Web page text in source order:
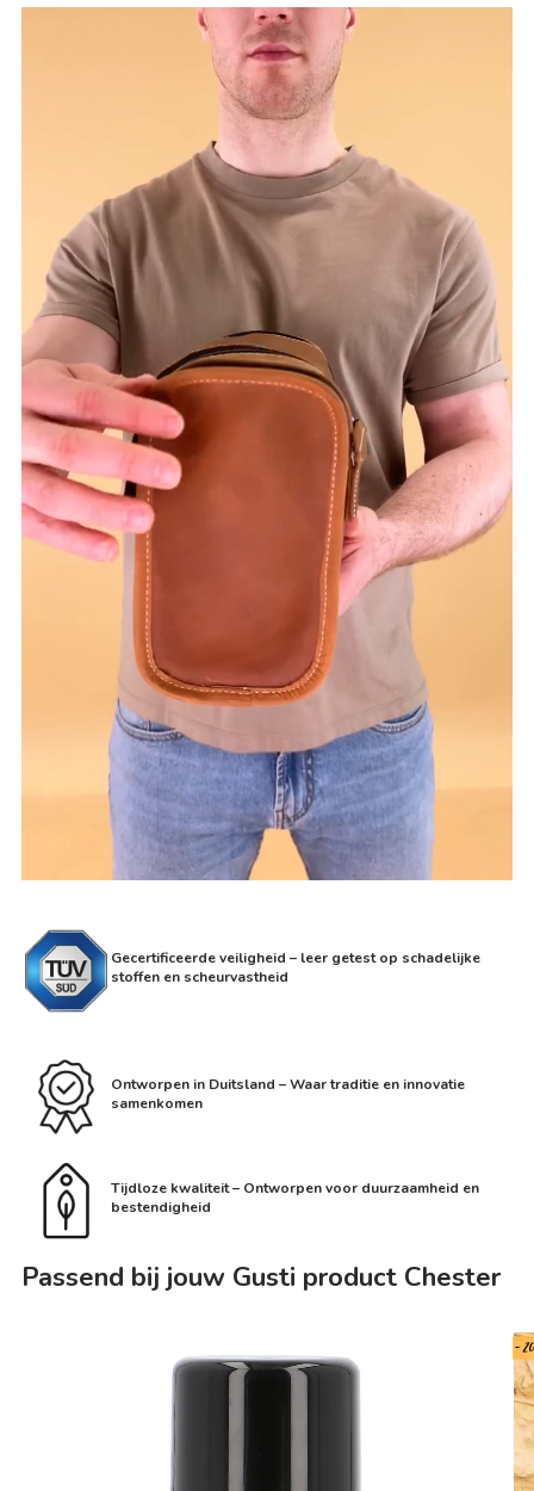
Gecertificeerde veiligheid – leer getest op schadelijke
stoffen en scheurvastheid
Ontworpen in Duitsland – Waar traditie en innovatie
samenkomen
Tijdloze kwaliteit – Ontworpen voor duurzaamheid en
bestendigheid
Passend bij jouw Gusti product Chester
-